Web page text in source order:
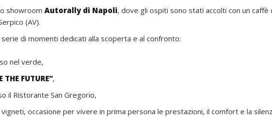
showroom Autorally di Napoli, dove gli ospiti sono stati accolti con un
(AV).
di momenti dedicati alla scoperta e al confronto:
nel verde,
THE FUTURE”,
il Ristorante San Gregorio,
occasione per vivere in prima persona le prestazioni, il comfort e la